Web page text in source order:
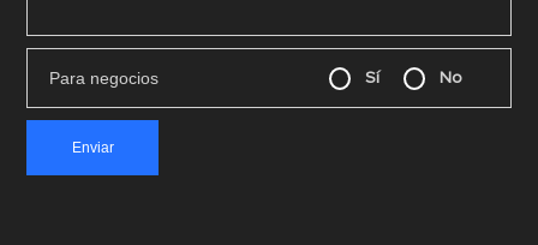
Para negocios Sí No